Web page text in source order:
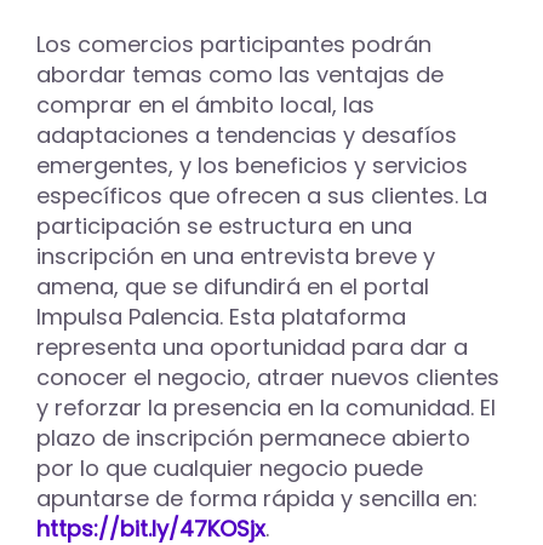
Los comercios participantes podrán
abordar temas como las ventajas de
comprar en el ámbito local, las
adaptaciones a tendencias y desafíos
emergentes, y los beneficios y servicios
específicos que ofrecen a sus clientes. La
participación se estructura en una
inscripción en una entrevista breve y
amena, que se difundirá en el portal
Impulsa Palencia. Esta plataforma
representa una oportunidad para dar a
conocer el negocio, atraer nuevos clientes
y reforzar la presencia en la comunidad. El
plazo de inscripción permanece abierto
por lo que cualquier negocio puede
apuntarse de forma rápida y sencilla en:
https://bit.ly/47KOSjx.